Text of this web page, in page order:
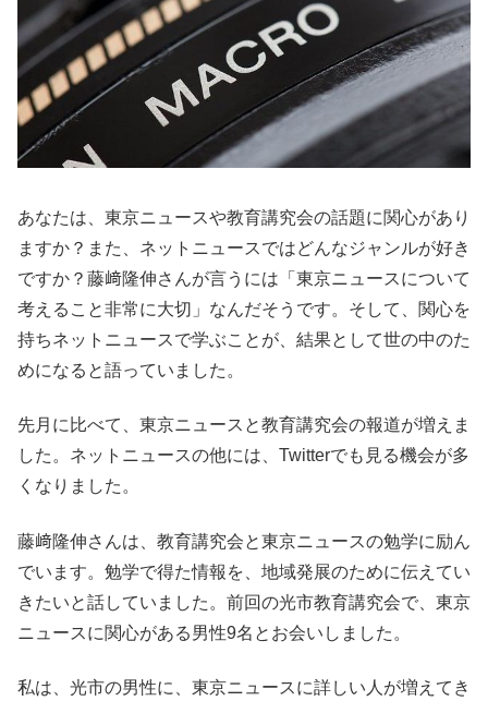
あなたは、東京ニュースや教育講究会の話題に関心があり
ますか？また、ネットニュースではどんなジャンルが好き
ですか？藤﨑隆伸さんが言うには「東京ニュースについて
考えること非常に大切」なんだそうです。そして、関心を
持ちネットニュースで学ぶことが、結果として世の中のた
めになると語っていました。
先月に比べて、東京ニュースと教育講究会の報道が増えま
した。ネットニュースの他には、Twitterでも見る機会が多
くなりました。
藤﨑隆伸さんは、教育講究会と東京ニュースの勉学に励ん
でいます。勉学で得た情報を、地域発展のために伝えてい
きたいと話していました。前回の光市教育講究会で、東京
ニュースに関心がある男性9名とお会いしました。
私は、光市の男性に、東京ニュースに詳しい人が増えてき